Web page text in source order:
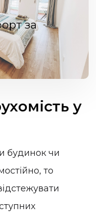
за
у
будинок чи
то